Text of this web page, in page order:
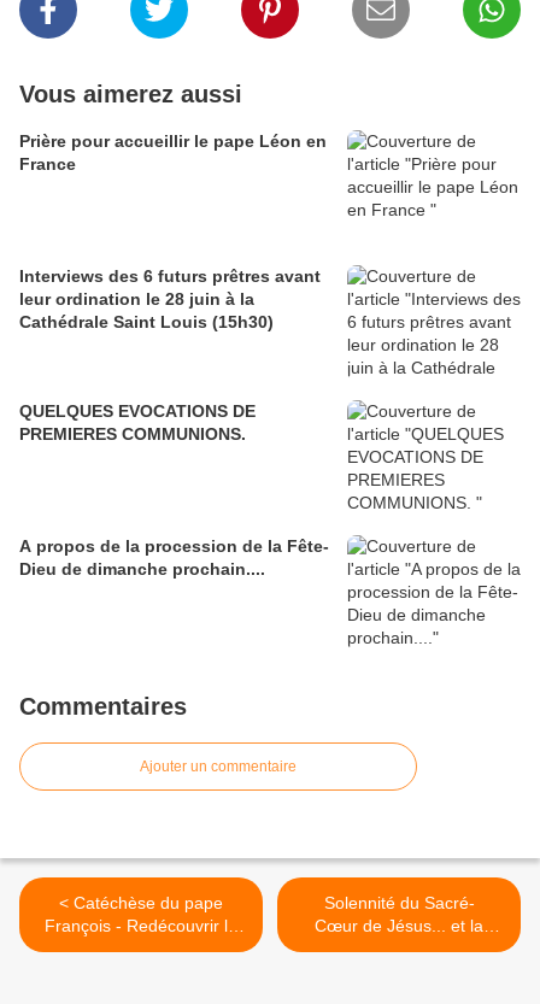
Vous aimerez aussi
Prière pour accueillir le pape Léon en
France
Interviews des 6 futurs prêtres avant
leur ordination le 28 juin à la
Cathédrale Saint Louis (15h30)
QUELQUES EVOCATIONS DE
PREMIERES COMMUNIONS.
A propos de la procession de la Fête-
Dieu de dimanche prochain....
Commentaires
Ajouter un commentaire
< Catéchèse du pape
François - Redécouvrir la
beauté de la Messe
Solennité du Sacré-
Cœur de Jésus... et la
Guerre de 14-18.... >